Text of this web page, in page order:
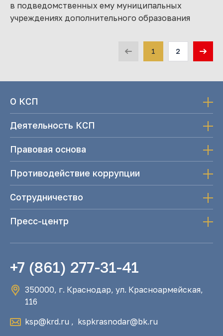
в подведомственных ему муниципальных
учреждениях дополнительного образования
1 2
О КСП
Деятельность КСП
Правовая основа
Противодействие коррупции
Сотрудничество
Пресс-центр
+7 (861) 277-31-41
350000, г. Краснодар, ул. Красноармейская,
116
ksp@krd.ru , kspkrasnodar@bk.ru